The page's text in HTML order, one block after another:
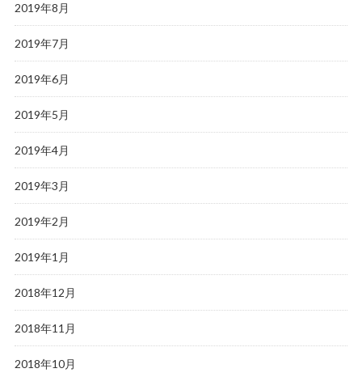
2019年8月
2019年7月
2019年6月
2019年5月
2019年4月
2019年3月
2019年2月
2019年1月
2018年12月
2018年11月
2018年10月